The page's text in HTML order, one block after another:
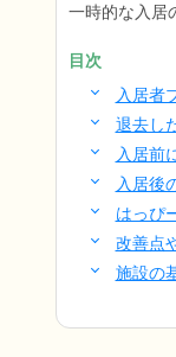
一時的な入居
目次
入居者
退去し
入居前
入居後
はっぴ
改善点
施設の